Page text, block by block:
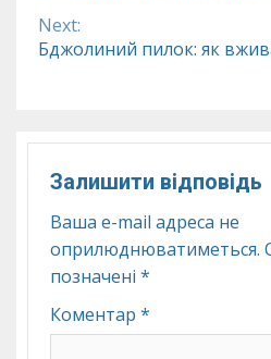
Reading
Next:
Бджолиний пилок: як
Залишити відповідь
Ваша e-mail адреса не
оприлюднюватиметься.
позначені *
Коментар *